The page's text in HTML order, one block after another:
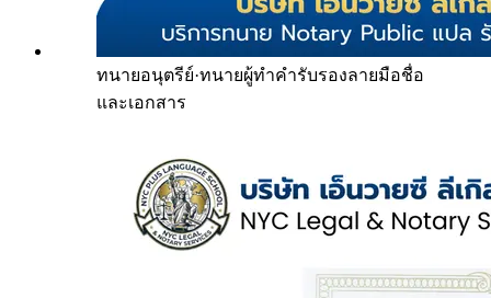
ทนายอนุตรีย์·ทนายผู้ทำคำรับรองลายมือชื่อ
และเอกสาร